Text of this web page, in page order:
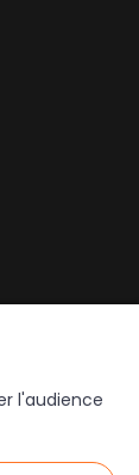
Web
l'audience